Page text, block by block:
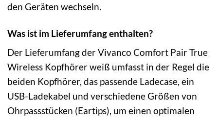
den Geräten wechseln.
Was ist im Lieferumfang enthalten?
Der Lieferumfang der Vivanco Comfort Pair True
Wireless Kopfhörer weiß umfasst in der Regel die
beiden Kopfhörer, das passende Ladecase, ein
USB-Ladekabel und verschiedene Größen von
Ohrpassstücken (Eartips), um einen optimalen